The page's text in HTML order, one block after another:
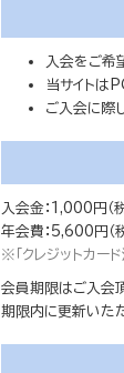
入会をご希
当サイトは
ご入会に際
入会金：1,000円（
年会費：5,600円（
※「クレジットカー
会員期限はご入会
期限内に更新いた